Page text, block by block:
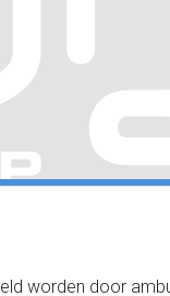
worden door